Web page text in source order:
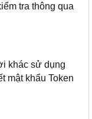
tra thông qua
khác sử dụng
mật khẩu Token